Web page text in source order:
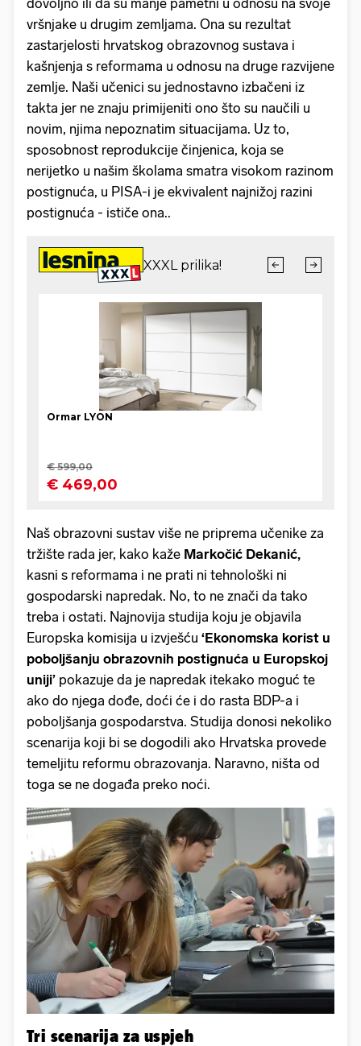
dovoljno ili da su manje pametni u odnosu na svoje
vršnjake u drugim zemljama. Ona su rezultat
zastarjelosti hrvatskog obrazovnog sustava i
kašnjenja s reformama u odnosu na druge razvijene
zemlje. Naši učenici su jednostavno izbačeni iz
takta jer ne znaju primijeniti ono što su naučili u
novim, njima nepoznatim situacijama. Uz to,
sposobnost reprodukcije činjenica, koja se
nerijetko u našim školama smatra visokom razinom
postignuća, u PISA-i je ekvivalent najnižoj razini
postignuća - ističe ona..
Naš obrazovni sustav više ne priprema učenike za
tržište rada jer, kako kaže Markočić Dekanić,
kasni s reformama i ne prati ni tehnološki ni
gospodarski napredak. No, to ne znači da tako
treba i ostati. Najnovija studija koju je objavila
Europska komisija u izvješću ‘Ekonomska korist u
poboljšanju obrazovnih postignuća u Europskoj
uniji’ pokazuje da je napredak itekako moguć te
ako do njega dođe, doći će i do rasta BDP-a i
poboljšanja gospodarstva. Studija donosi nekoliko
scenarija koji bi se dogodili ako Hrvatska provede
temeljitu reformu obrazovanja. Naravno, ništa od
toga se ne događa preko noći.
Tri scenarija za uspjeh